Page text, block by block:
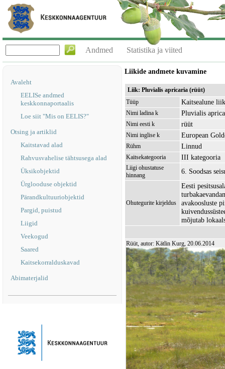
Andmed Statistika ja viited
Avaleht
EELISe andmed
keskkonnaportaalis
Loe siit "Mis on EELIS?"
Otsing ja artiklid
Kaitstavad alad
Rahvusvahelise tähtsusega alad
Üksikobjektid
Ürglooduse objektid
Pärandkultuuriobjektid
Pargid, puistud
Liigid
Veekogud
Saared
Kaitsekorralduskavad
Abimaterjalid
Liikide andmete kuvamine
Liik: Pluvialis apricaria (rüüt)
Tüüp
Kaitsealune liik
Nimi ladina k Pluvialis
Nimi eesti k rüüt
Nimi inglise k European
Rühm Linnud
Kaitsekategooria III kategooria
Liigi ohustatuse
hinnang
6. Soodsas
Ohutegurite kirjeldus
Eesti
avakoosluste
mõjutab
Rüüt, autor: Kätlin Kurg, 20.06.2014